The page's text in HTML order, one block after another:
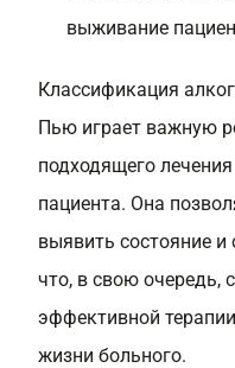
выживание
Классификация
Пью играет важную
подходящего
пациента. Она
выявить состояние и
что, в свою очередь,
эффективной
жизни больного.